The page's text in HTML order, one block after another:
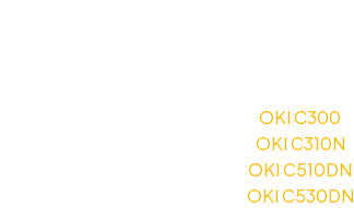
OKI C300
OKI C310N
OKI C510DN
OKI C530DN